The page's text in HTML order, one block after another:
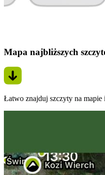
Mapa najbliższych
Łatwo znajduj szczyty na mapie